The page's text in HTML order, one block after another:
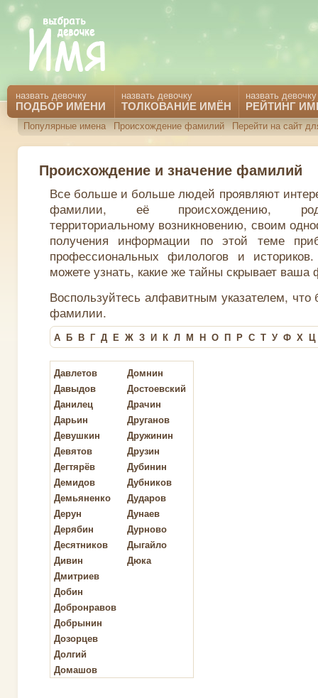
назвать девочку
ПОДБОР ИМЕНИ
назвать девочку
ТОЛКОВАНИЕ ИМЁН
назвать девочку
РЕЙТИНГ
Популярные имена Происхождение фамилий Перейти на сайт
Происхождение и значение фамилий
Все больше и больше людей проявляют
фамилии, её происхождению,
территориальному возникновению, своим
получения информации по этой теме
профессиональных филологов и
можете узнать, какие же тайны скрывает
Воспользуйтесь алфавитным указателем, что
фамилии.
А Б В Г Д Е Ж З И К Л М Н О П Р С Т У Ф Х Ц
Давлетов
Давыдов
Данилец
Дарьин
Девушкин
Девятов
Дегтярёв
Демидов
Демьяненко
Дерун
Дерябин
Десятников
Дивин
Дмитриев
Добин
Добронравов
Добрынин
Дозорцев
Долгий
Домашов
Домнин
Достоевский
Драчин
Друганов
Дружинин
Друзин
Дубинин
Дубников
Дударов
Дунаев
Дурново
Дыгайло
Дюка